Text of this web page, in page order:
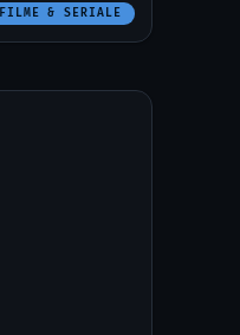
FILME & SERIALE